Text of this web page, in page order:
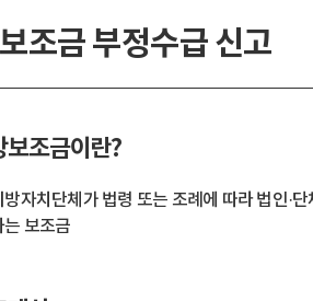
조금 부정수급 신고
보조금이란?
방자치단체가 법령 또는 조례에 따라 법인·
는 보조금